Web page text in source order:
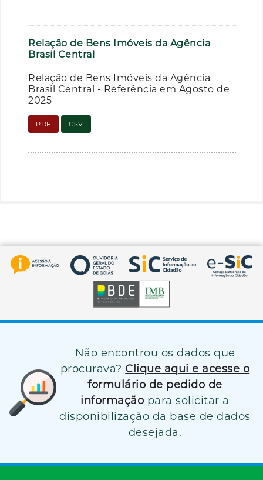
Relação de Bens Imóveis da Agência
Brasil Central
Relação de Bens Imóveis da Agência
Brasil Central - Referência em Agosto de
2025
PDF CSV
Não encontrou os dados que
procurava? Clique aqui e acesse o
formulário de pedido de
informação para solicitar a
disponibilização da base de dados
desejada.